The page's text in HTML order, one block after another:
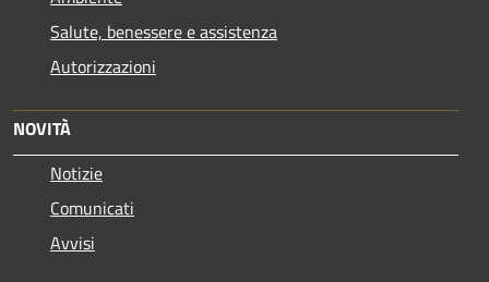
Salute, benessere e assistenza
Autorizzazioni
NOVITÀ
Notizie
Comunicati
Avvisi